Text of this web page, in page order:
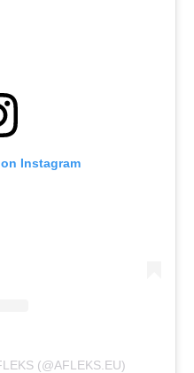
Instagram
(@AFLEKS.EU)